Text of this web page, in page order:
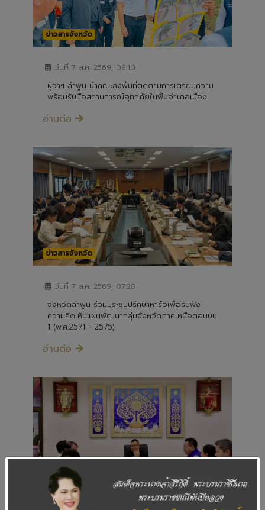
ข่าวสารจังหวัด
วันที่ 7 ส.ค. 2569, 09:10
ผู้ว่าฯ ลำพูน นำคณะลงพื้นที่ติดตามการเตรียมความ
พร้อมรับมือสถานการณ์อุทกภัยในพื้นอำเภอเมือง
อ่านต่อ
ข่าวสารจังหวัด
วันที่ 7 ส.ค. 2569, 07:28
จังหวัดลำพูน ร่วมประชุมปรึกษาหารือเพื่อรับฟัง
ความคิดเห็นแผนพัฒนากลุ่มจังหวัดภาคเหนือตอนบน
1 (พ.ศ.2571 - 2575)
อ่านต่อ
ข่าวสารจังหวัด